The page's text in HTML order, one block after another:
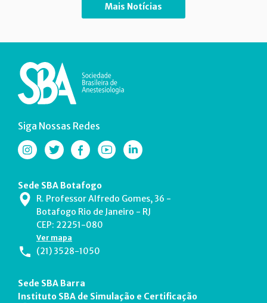
Mais Notícias
Siga Nossas Redes
Sede SBA Botafogo
R. Professor Alfredo Gomes, 36 -
Botafogo Rio de Janeiro - RJ
CEP: 22251-080
Ver mapa
(21) 3528-1050
Sede SBA Barra
Instituto SBA de Simulação e Certificação